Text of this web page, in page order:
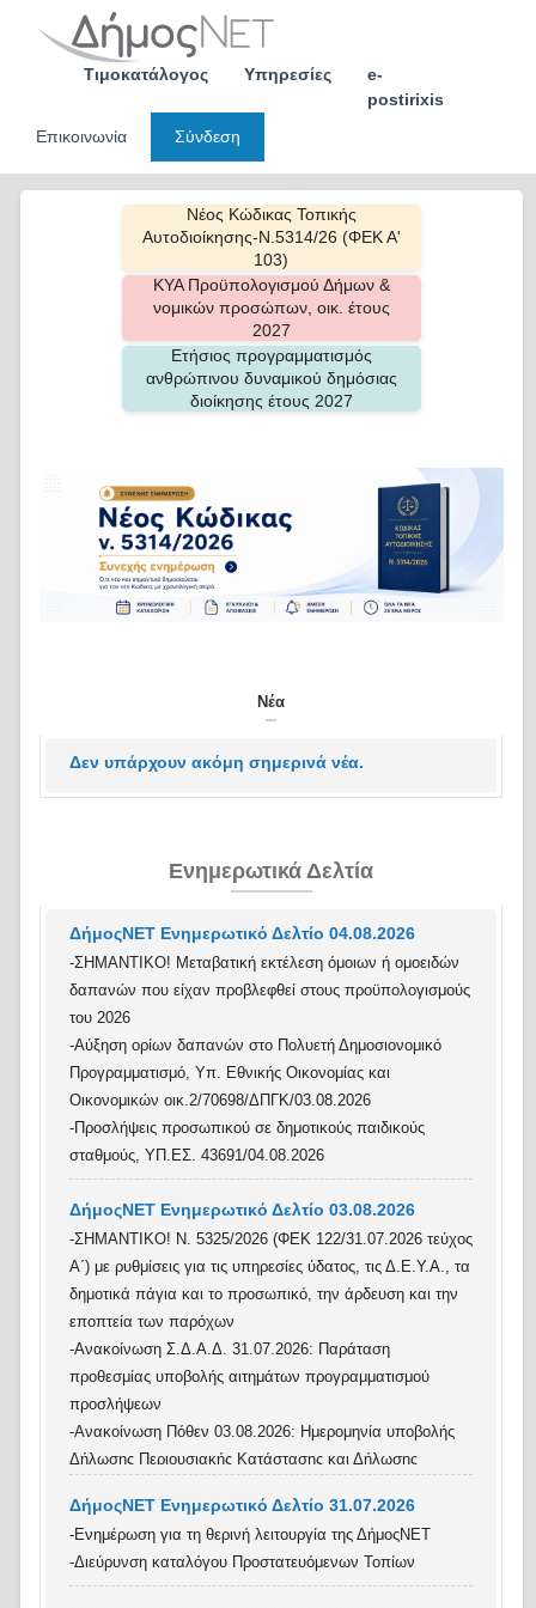
Τιμοκατάλογος Υπηρεσίες
e-
postirixis
Επικοινωνία
Σύνδεση
Νέος Κώδικας Τοπικής
Αυτοδιοίκησης-Ν.5314/26 (ΦΕΚ Α'
103)
ΚΥΑ Προϋπολογισμού Δήμων &
νομικών προσώπων, οικ. έτους
2027
Ετήσιος προγραμματισμός
ανθρώπινου δυναμικού δημόσιας
διοίκησης έτους 2027
Νέα
Δεν υπάρχουν ακόμη σημερινά νέα.
Ενημερωτικά Δελτία
ΔήμοςΝΕΤ Ενημερωτικό Δελτίο 04.08.2026
-ΣΗΜΑΝΤΙΚΟ! Μεταβατική εκτέλεση όμοιων ή ομοειδών
δαπανών που είχαν προβλεφθεί στους προϋπολογισμούς
του 2026
-Αύξηση ορίων δαπανών στο Πολυετή Δημοσιονομικό
Προγραμματισμό, Υπ. Εθνικής Οικονομίας και
Οικονομικών οικ.2/70698/ΔΠΓΚ/03.08.2026
-Προσλήψεις προσωπικού σε δημοτικούς παιδικούς
σταθμούς, ΥΠ.ΕΣ. 43691/04.08.2026
ΔήμοςΝΕΤ Ενημερωτικό Δελτίο 03.08.2026
-ΣΗΜΑΝΤΙΚΟ! Ν. 5325/2026 (ΦΕΚ 122/31.07.2026 τεύχος
Α΄) με ρυθμίσεις για τις υπηρεσίες ύδατος, τις Δ.Ε.Υ.Α., τα
δημοτικά πάγια και το προσωπικό, την άρδευση και την
εποπτεία των παρόχων
-Ανακοίνωση Σ.Δ.Α.Δ. 31.07.2026: Παράταση
προθεσμίας υποβολής αιτημάτων προγραμματισμού
προσλήψεων
-Ανακοίνωση Πόθεν 03.08.2026: Ημερομηνία υποβολής
Δήλωσης Περιουσιακής Κατάστασης και Δήλωσης
-Γνωστοποίηση λειτουργίας επιχειρήσεων στάθμευσης και
φύλαξης σκαφών, Υπ. Ναυτιλίας και Νησιωτικής
Πολιτικής 3152.3/ 54804 /2026/03.08.2026
ΔήμοςΝΕΤ Ενημερωτικό Δελτίο 31.07.2026
-Ενημέρωση για τη θερινή λειτουργία της ΔήμοςΝΕΤ
-Διεύρυνση καταλόγου Προστατευόμενων Τοπίων